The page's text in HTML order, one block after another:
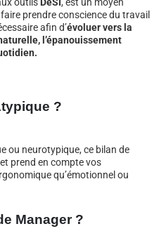
prendre conscience du travail
afin d’évoluer vers la
l’épanouissement
?
ou neurotypique, ce bilan de
prend en compte vos
qu’émotionnel ou
Manager ?